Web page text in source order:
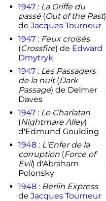
1947: La Griffe du
passé(Out of the Past)
de Jacques Tourneur
1947: Feux croisés
(Crossfire) de Edward
Dmytryk
1947: Les Passagers
de la nuit(Dark
Passage) de Delmer
Daves
1947: Le Charlatan
(Nightmare Alley)
d'Edmund Goulding
1948: L'Enfer de la
corruption(Force of
Evil) d'Abraham
Polonsky
1948: Berlin Express
de Jacques Tourneur